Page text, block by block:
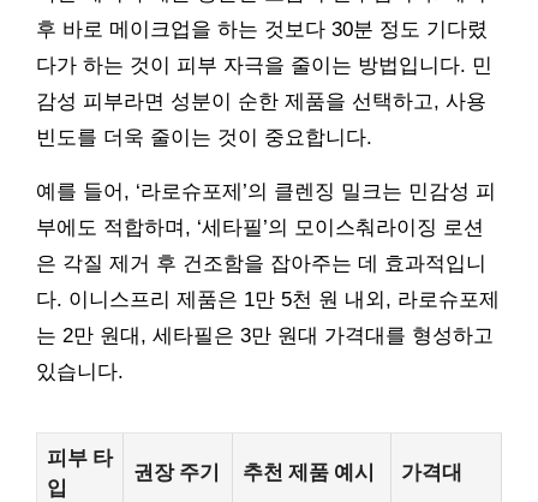
후 바로 메이크업을 하는 것보다 30분 정도 기다렸
다가 하는 것이 피부 자극을 줄이는 방법입니다. 민
감성 피부라면 성분이 순한 제품을 선택하고, 사용
빈도를 더욱 줄이는 것이 중요합니다.
예를 들어, ‘라로슈포제’의 클렌징 밀크는 민감성 피
부에도 적합하며, ‘세타필’의 모이스춰라이징 로션
은 각질 제거 후 건조함을 잡아주는 데 효과적입니
다. 이니스프리 제품은 1만 5천 원 내외, 라로슈포제
는 2만 원대, 세타필은 3만 원대 가격대를 형성하고
있습니다.
피부 타
입
권장 주기 추천 제품 예시 가격대